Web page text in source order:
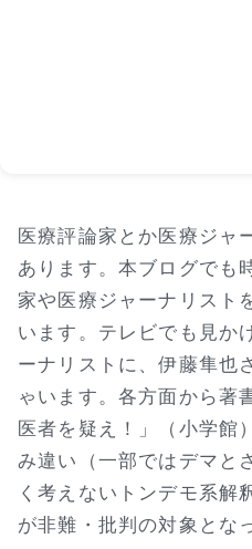
医療評論家とか医療ジャ
あります。本ブログでも
家や医療ジャーナリスト
います。テレビでも見か
ーナリストに、伊藤隼也
ゃいます。各方面から著
医者を疑え！」（小学館
み違い（一部ではデマと
く考えないトンデモ系解
が非難・批判の対象とな